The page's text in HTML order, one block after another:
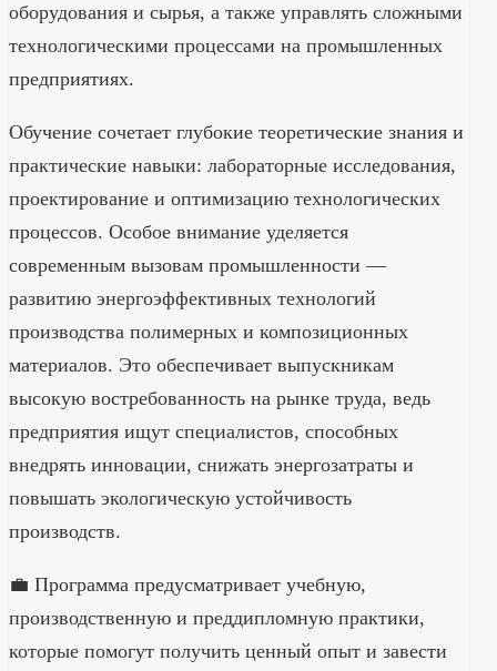
оборудования и сырья, а также управлять сложными
технологическими процессами на промышленных
предприятиях.
Обучение сочетает глубокие теоретические знания и
практические навыки: лабораторные исследования,
проектирование и оптимизацию технологических
процессов. Особое внимание уделяется
современным вызовам промышленности —
развитию энергоэффективных технологий
производства полимерных и композиционных
материалов. Это обеспечивает выпускникам
высокую востребованность на рынке труда, ведь
предприятия ищут специалистов, способных
внедрять инновации, снижать энергозатраты и
повышать экологическую устойчивость
производств.
💼 Программа предусматривает учебную,
производственную и преддипломную практики,
которые помогут получить ценный опыт и завести